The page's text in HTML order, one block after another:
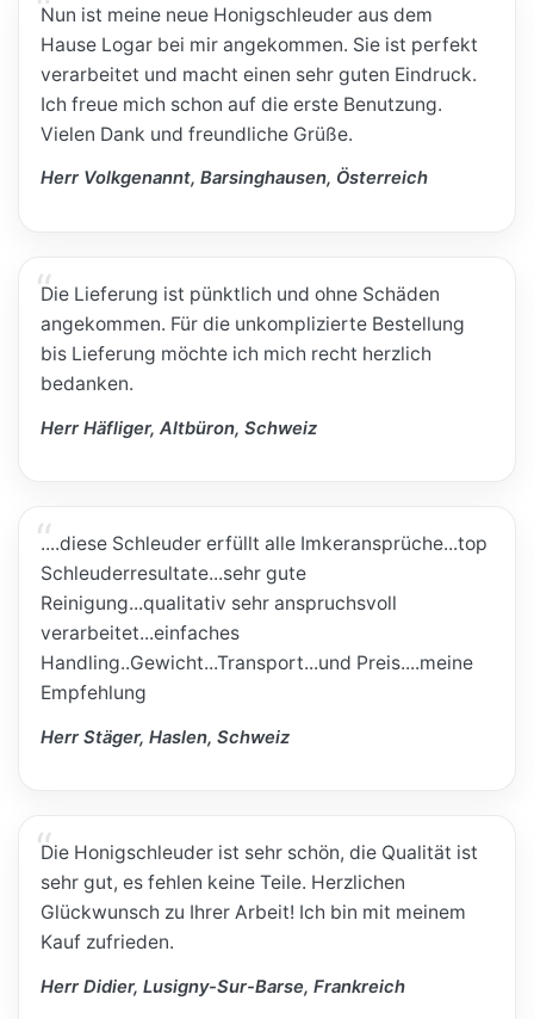
Nun ist meine neue Honigschleuder aus dem
Hause Logar bei mir angekommen. Sie ist perfekt
verarbeitet und macht einen sehr guten Eindruck.
Ich freue mich schon auf die erste Benutzung.
Vielen Dank und freundliche Grüße.
Herr Volkgenannt, Barsinghausen, Österreich
Die Lieferung ist pünktlich und ohne Schäden
angekommen. Für die unkomplizierte Bestellung
bis Lieferung möchte ich mich recht herzlich
bedanken.
Herr Häfliger, Altbüron, Schweiz
....diese Schleuder erfüllt alle Imkeransprüche...top
Schleuderresultate...sehr gute
Reinigung...qualitativ sehr anspruchsvoll
verarbeitet...einfaches
Handling..Gewicht...Transport...und Preis....meine
Empfehlung
Herr Stäger, Haslen, Schweiz
Die Honigschleuder ist sehr schön, die Qualität ist
sehr gut, es fehlen keine Teile. Herzlichen
Glückwunsch zu Ihrer Arbeit! Ich bin mit meinem
Kauf zufrieden.
Herr Didier, Lusigny-Sur-Barse, Frankreich